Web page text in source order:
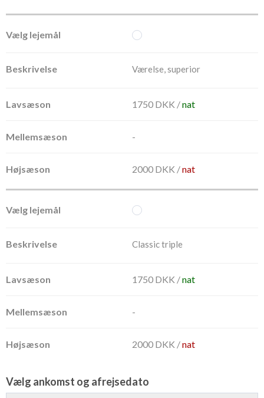
Værelse, superior
1750 DKK /nat
-
2000 DKK /nat
Classic triple
1750 DKK /nat
-
2000 DKK /nat
Vælg ankomst og afrejsedato